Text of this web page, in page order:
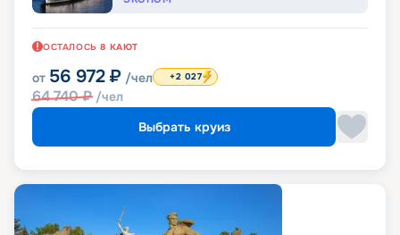
ОСТАЛОСЬ 8 КАЮТ
от 56 972 ₽ /чел
64 740₽ /чел
+2 027
Выбрать круиз